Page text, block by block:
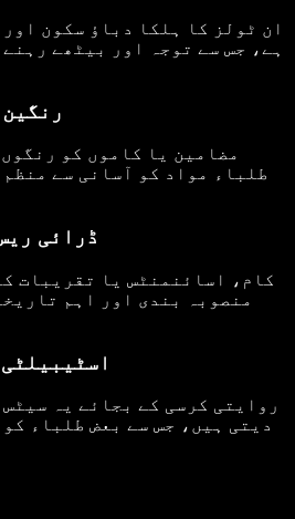
ان ٹولز کا ہلکا دباؤ سکون
ہے، جس سے توجہ اور بیٹھے
مضامین یا کاموں کو
طلباء مواد کو آسانی سے
ڈرائی
کام، اسائنمنٹس یا تقریبات
منصوبہ بندی اور اہم
روایتی کرسی کے بجائے یہ
دیتی ہیں، جس سے بعض طلباء